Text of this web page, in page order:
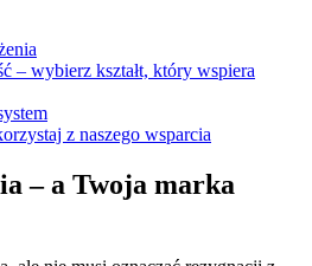
– wybierz kształt, który wspiera
z naszego wsparcia
– a Twoja marka